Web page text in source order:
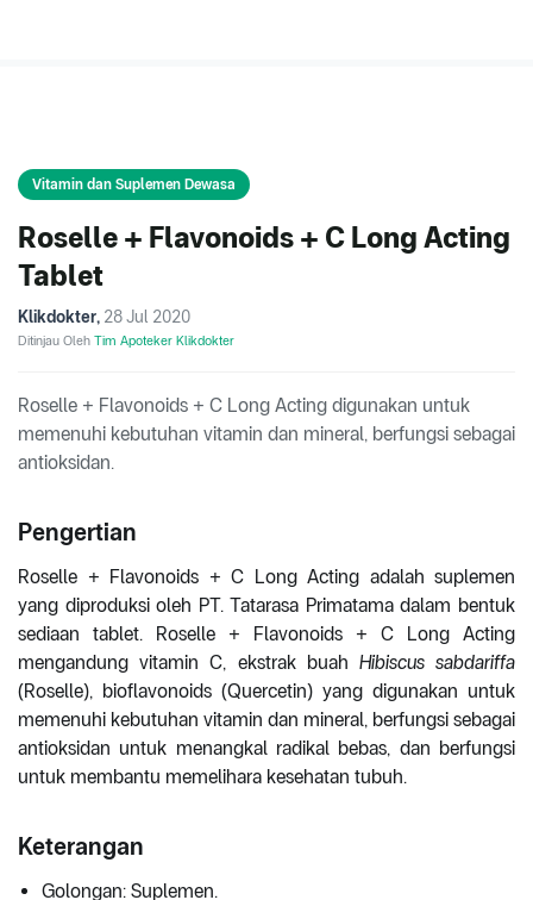
Vitamin dan Suplemen Dewasa
Roselle + Flavonoids + C Long Acting
Tablet
Klikdokter, 28 Jul 2020
Ditinjau Oleh Tim Apoteker Klikdokter
Roselle + Flavonoids + C Long Acting digunakan untuk
memenuhi kebutuhan vitamin dan mineral, berfungsi sebagai
antioksidan.
Pengertian
Roselle + Flavonoids + C Long Acting adalah suplemen
yang diproduksi oleh PT. Tatarasa Primatama dalam bentuk
sediaan tablet. Roselle + Flavonoids + C Long Acting
mengandung vitamin C, ekstrak buah Hibiscus sabdariffa
(Roselle), bioflavonoids (Quercetin) yang digunakan untuk
memenuhi kebutuhan vitamin dan mineral, berfungsi sebagai
antioksidan untuk menangkal radikal bebas, dan berfungsi
untuk membantu memelihara kesehatan tubuh.
Keterangan
Golongan: Suplemen.